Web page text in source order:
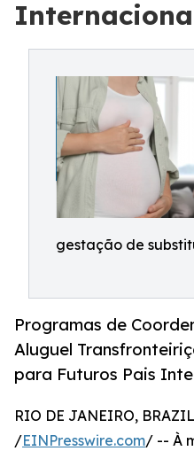
gestação de
Programas de
Aluguel
para Futuros Pais
RIO DE JANEIRO,
/EINPresswire.com/ -- À